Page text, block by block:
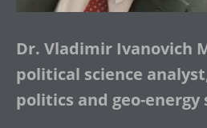
Dr. Vladimir Ivanovich
political science
politics and geo-energy